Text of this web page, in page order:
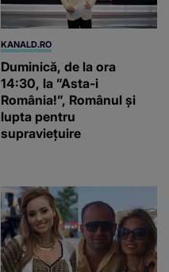
KANALD.RO
Duminică, de la ora
14:30, la ”Asta-i
România!”, Românul și
lupta pentru
supraviețuire